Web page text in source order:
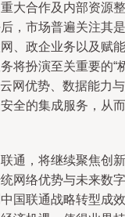
大合作及内部资源整
，市场普遍关注其是
、政企业务以及赋能
将扮演至关重要的“
网优势、数据能力与
全的集成服务，从而
通，将继续聚焦创新
网络优势与未来数字
国联通战略转型成效